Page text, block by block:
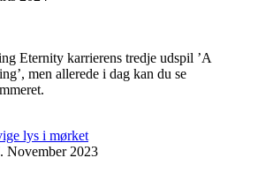
Eternity karrierens tredje udspil ’A
men allerede i dag kan du se
lys i mørket
November 2023